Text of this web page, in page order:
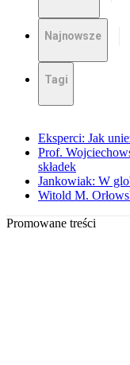
Najnowsze
Tagi
Eksperci: Jak
Prof.
składek
Jankowiak: W
Witold M.
Promowane treści